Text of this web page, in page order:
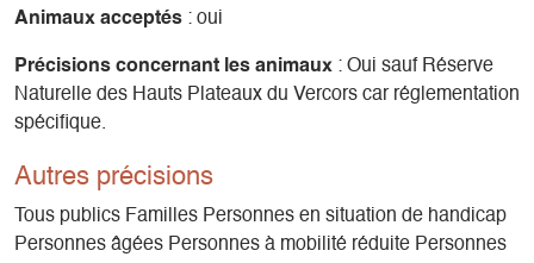
convalesence, par exemple.
Animaux acceptés : oui
Précisions concernant les animaux : Oui sauf Réserve
Naturelle des Hauts Plateaux du Vercors car réglementation
spécifique.
Autres précisions
Tous publics Familles Personnes en situation de handicap
Personnes âgées Personnes à mobilité réduite Personnes